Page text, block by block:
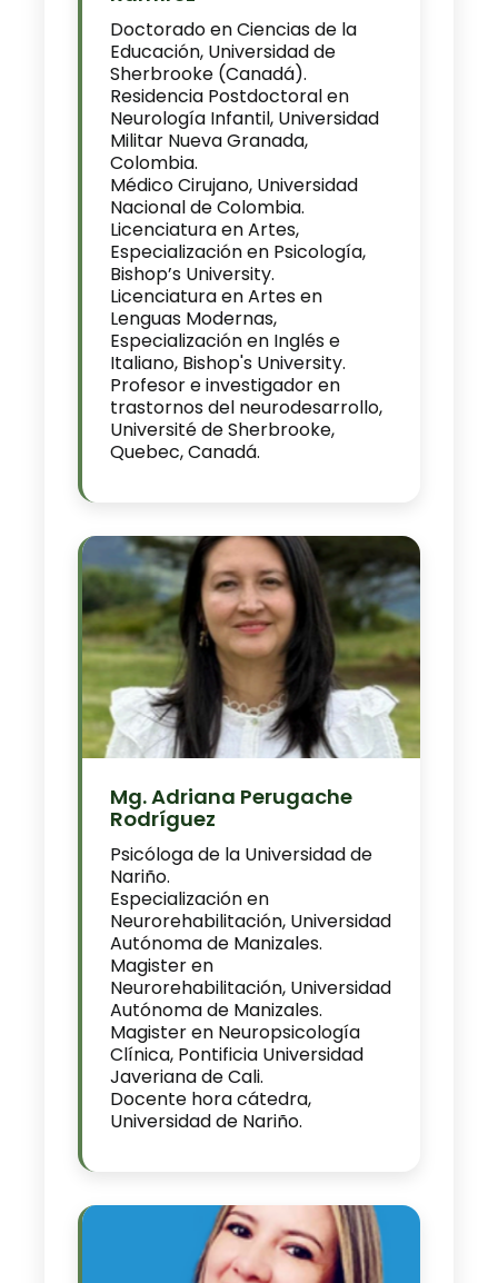
Doctorado en Ciencias de la
Educación, Universidad de
Sherbrooke (Canadá).
Residencia Postdoctoral en
Neurología Infantil, Universidad
Militar Nueva Granada,
Colombia.
Médico Cirujano, Universidad
Nacional de Colombia.
Licenciatura en Artes,
Especialización en Psicología,
Bishop’s University.
Licenciatura en Artes en
Lenguas Modernas,
Especialización en Inglés e
Italiano, Bishop's University.
Profesor e investigador en
trastornos del neurodesarrollo,
Université de Sherbrooke,
Quebec, Canadá.
Mg. Adriana Perugache
Rodríguez
Psicóloga de la Universidad de
Nariño.
Especialización en
Neurorehabilitación, Universidad
Autónoma de Manizales.
Magister en
Neurorehabilitación, Universidad
Autónoma de Manizales.
Magister en Neuropsicología
Clínica, Pontificia Universidad
Javeriana de Cali.
Docente hora cátedra,
Universidad de Nariño.